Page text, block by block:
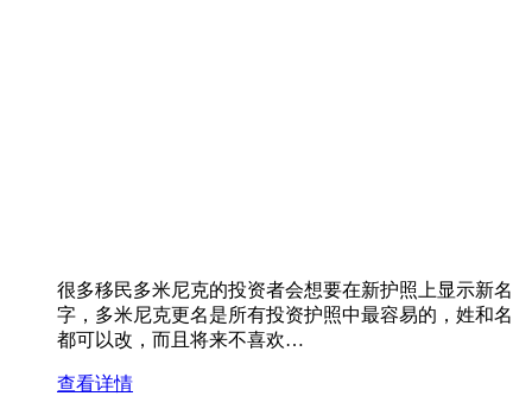
很多移民多米尼克的投资者会想要在新护照上显示新名
字，多米尼克更名是所有投资护照中最容易的，姓和名
都可以改，而且将来不喜欢…
查看详情